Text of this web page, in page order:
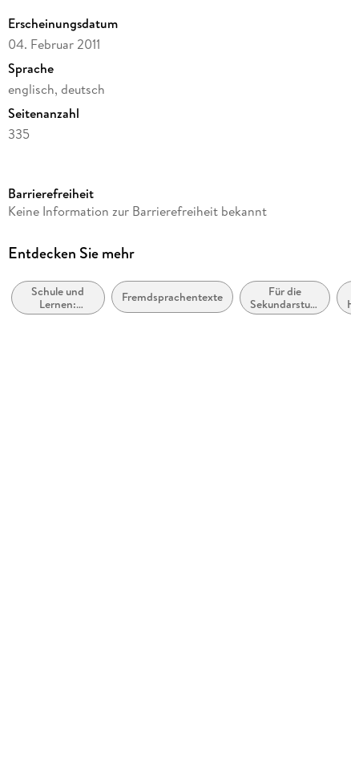
Erscheinungsdatum
04. Februar 2011
Sprache
englisch, deutsch
Seitenanzahl
335
Autor/Autorin
Weitere Beteiligte
Verlag/Hersteller
Klett Sprachen GmbH
Barrierefreiheit
Keine Information zur Barrierefreiheit bekannt
Entdecken Sie mehr
Schule und
Lernen:
Moderne
Fremdsprachentexte
Für die
Sekundarstufe
II